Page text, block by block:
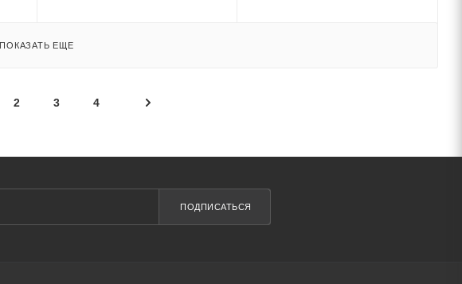
ПОКАЗАТЬ ЕЩЕ
2 3 4
ПОДПИСАТЬСЯ